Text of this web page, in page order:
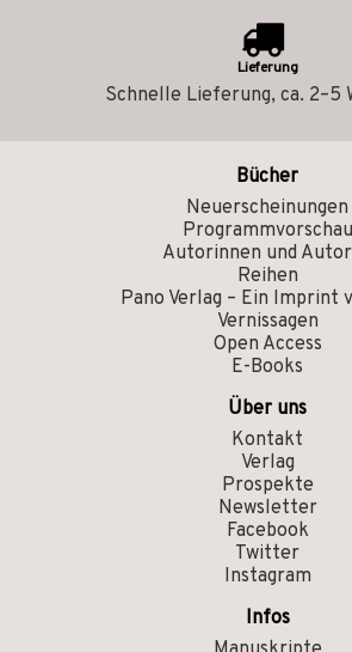
Lieferung
Schnelle Lieferung, ca. 2–5
Bücher
Neuerscheinungen
Programmvorschau
Autorinnen und
Reihen
Pano Verlag – Ein Imprint
Vernissagen
Open Access
E-Books
Über uns
Kontakt
Verlag
Prospekte
Newsletter
Facebook
Twitter
Instagram
Infos